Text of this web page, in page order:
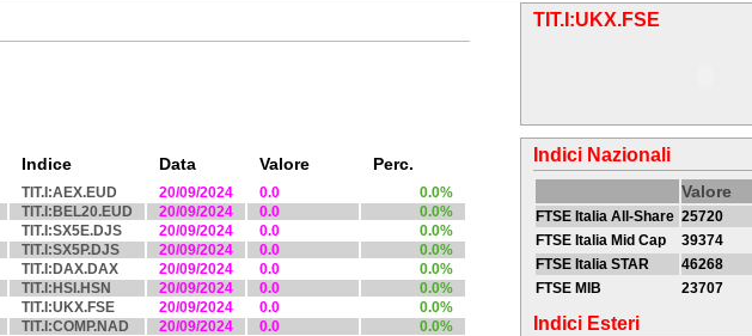
Indice Data Valore Perc.
TIT.I:AEX.EUD 20/09/2024 0.0
0.0%
TIT.I:BEL20.EUD 20/09/2024 0.0
0.0%
TIT.I:SX5E.DJS 20/09/2024 0.0
0.0%
TIT.I:SX5P.DJS 20/09/2024 0.0
0.0%
TIT.I:DAX.DAX 20/09/2024 0.0
0.0%
TIT.I:HSI.HSN 20/09/2024 0.0
0.0%
TIT.I:UKX.FSE 20/09/2024 0.0
0.0%
TIT.I:COMP.NAD 20/09/2024 0.0
0.0%
TIT.I:UKX.FSE
Indici Nazionali
Valore
FTSE Italia All-Share 25720
FTSE Italia Mid Cap
39374
FTSE Italia STAR
46268
FTSE MIB
23707
Indici Esteri